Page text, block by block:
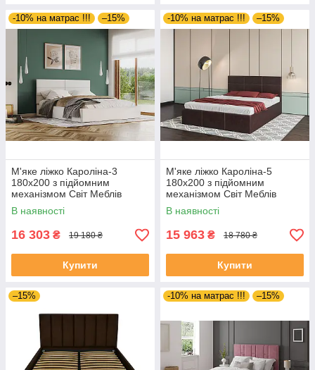
-10% на матрас !!! –15%
М'яке ліжко Кароліна-3
180х200 з підйомним
механізмом Світ Меблів
В наявності
16 303 ₴ 19 180 ₴
Купити
-10% на матрас !!! –15%
М'яке ліжко Кароліна-5
180х200 з підйомним
механізмом Світ Меблів
В наявності
15 963 ₴ 18 780 ₴
Купити
–15% -10% на матрас !!! –15%